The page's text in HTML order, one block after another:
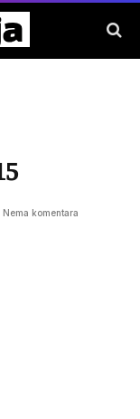
Nema komentara